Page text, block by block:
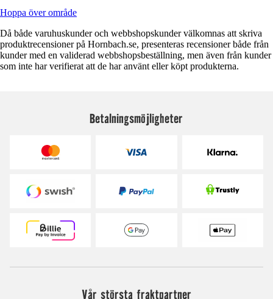
Hoppa över område
Då både varuhuskunder och webbshopskunder välkomnas att skriva
produktrecensioner på Hornbach.se, presenteras recensioner både från
kunder med en validerad webbshopsbeställning, men även från kunder
som inte har verifierat att de har använt eller köpt produkterna.
Betalningsmöjligheter
Vår största fraktpartner